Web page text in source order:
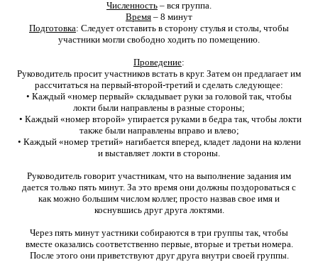
Численность – вся группа.
Время – 8 минут
Подготовка: Следует отставить в сторону стулья и столы, чтобы
участники могли свободно ходить по помещению.
Проведение:
Руководитель просит участников встать в круг. Затем он предлагает им
рассчитаться на первый-второй-третий и сделать следующее:
• Каждый «номер первый» складывает руки за головой так, чтобы
локти были направлены в разные стороны;
• Каждый «номер второй» упирается руками в бедра так, чтобы локти
также были направлены вправо и влево;
• Каждый «номер третий» нагибается вперед, кладет ладони на колени
и выставляет локти в стороны.
Руководитель говорит участникам, что на выполнение задания им
дается только пять минут. За это время они должны поздороваться с
как можно большим числом коллег, просто назвав свое имя и
коснувшись друг друга локтями.
Через пять минут уастники собираются в три группы так, чтобы
вместе оказались соответственно первые, вторые и третьи номера.
После этого они приветствуют друг друга внутри своей группы.